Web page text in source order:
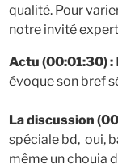
qualité. Pour
notre invité
Actu (00:01:30) :
évoque son bref
La discussion
spéciale bd, oui,
même un chouia